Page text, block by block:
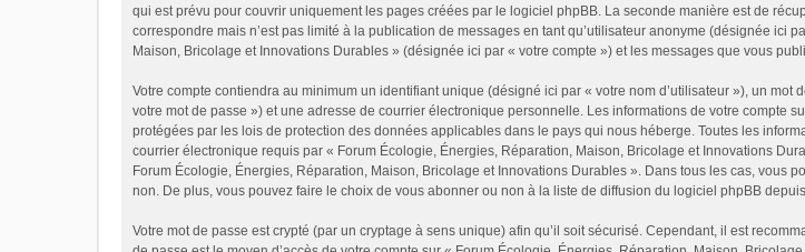
qui est prévu pour couvrir uniquement les pages créées par le logiciel phpBB. La seconde manière est de
correspondre mais n’est pas limité à la publication de messages en tant qu’utilisateur anonyme (désignée ici
Maison, Bricolage et Innovations Durables » (désignée ici par « votre compte ») et les messages que vous
Votre compte contiendra au minimum un identifiant unique (désigné ici par « votre nom d’utilisateur »), un
votre mot de passe ») et une adresse de courrier électronique personnelle. Les informations de votre compte
protégées par les lois de protection des données applicables dans le pays qui nous héberge. Toutes les
courrier électronique requis par « Forum Écologie, Énergies, Réparation, Maison, Bricolage et Innovations
Forum Écologie, Énergies, Réparation, Maison, Bricolage et Innovations Durables ». Dans tous les cas, vous
non. De plus, vous pouvez faire le choix de vous abonner ou non à la liste de diffusion du logiciel phpBB
Votre mot de passe est crypté (par un cryptage à sens unique) afin qu’il soit sécurisé. Cependant, il est